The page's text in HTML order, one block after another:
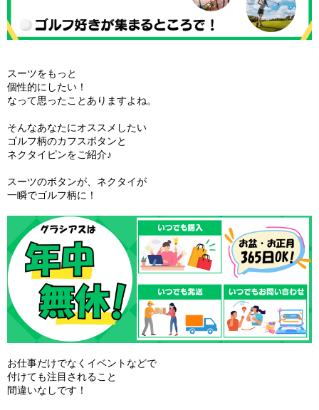
スーツをもっと
個性的にしたい！
なって思ったことありますよね。
そんなあなたにオススメしたい
ゴルフ柄のカフスボタンと
ネクタイピンをご紹介♪
スーツのボタンが、ネクタイが
一瞬でゴルフ柄に！
お仕事だけでなくイベントなどで
付けても注目されること
間違いなしです！